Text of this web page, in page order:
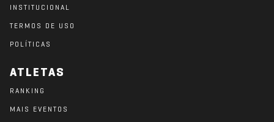
INSTITUCIONAL
TERMOS DE USO
POLÍTICAS
ATLETAS
RANKING
MAIS EVENTOS